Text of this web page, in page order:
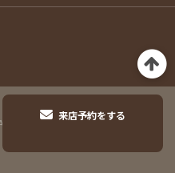
Rights Reserved.
来店予約をする